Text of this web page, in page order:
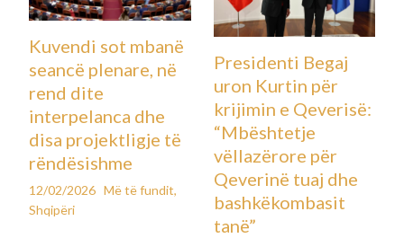
Kuvendi sot mbanë
seancë plenare, në
rend dite
interpelanca dhe
disa projektligje të
rëndësishme
12/02/2026 Më të fundit,
Shqipëri
Presidenti Begaj
uron Kurtin për
krijimin e Qeverisë:
“Mbështetje
vëllazërore për
Qeverinë tuaj dhe
bashkëkombasit
tanë”